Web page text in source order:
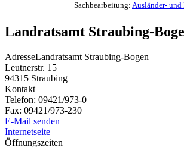
Sachbearbeitung: Ausländer- und
Landratsamt Straubing-
AdresseLandratsamt Straubing-Bogen
Leutnerstr. 15
94315 Straubing
Kontakt
Telefon: 09421/973-0
Fax: 09421/973-230
E-Mail senden
Internetseite
Öffnungszeiten